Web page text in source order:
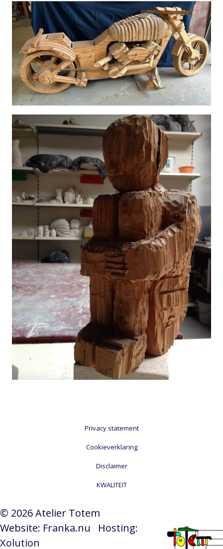
Privacy statement
Cookieverklaring
Disclaimer
KWALITEIT
© 2026 Atelier Totem
Website: Franka.nu Hosting:
Xolution